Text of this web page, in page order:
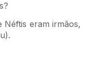
Néftis eram irmãos,